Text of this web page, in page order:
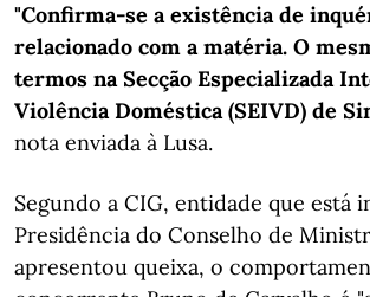
"Confirma-se a existência de
relacionado com a matéria. O
termos na Secção Especializada
Violência Doméstica (SEIVD) de
nota enviada à Lusa.
Segundo a CIG, entidade que está
Presidência do Conselho de
apresentou queixa, o